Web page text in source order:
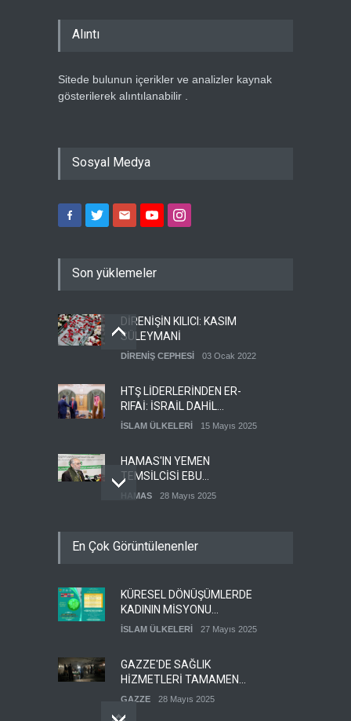
Alıntı
Sitede bulunun içerikler ve analizler kaynak
gösterilerek alıntılanabilir .
Sosyal Medya
Son yüklemeler
DİRENİŞİN KILICI: KASIM
SÜLEYMANİ
DİRENİŞ CEPHESİ 03 Ocak 2022
HTŞ LİDERLERİNDEN ER-
RIFAİ: İSRAİL DAHİL
HERKESLE BARIŞ
İSLAM ÜLKELERİ 15 Mayıs 2025
HAMAS'IN YEMEN
TEMSİLCİSİ EBU
ŞEMALE'DEN ÖNEMLİ
HAMAS 28 Mayıs 2025
YEDEK ASKERLERİ GÖREVE
GÜMÜŞHANE DÜNYA KUDÜS
GÜNÜ BASIN AÇIKLAMASI
(VİDEO-FOTO)
KUDÜS GÜNÜ 11 Nisan 2024
En Çok Görüntülenenler
KÜRESEL DÖNÜŞÜMLERDE
KADININ MİSYONU
KONFERANSI
İSLAM ÜLKELERİ 27 Mayıs 2025
GAZZE'DE SAĞLIK
HİZMETLERİ TAMAMEN
ÇÖKMEK ÜZERE
GAZZE 28 Mayıs 2025